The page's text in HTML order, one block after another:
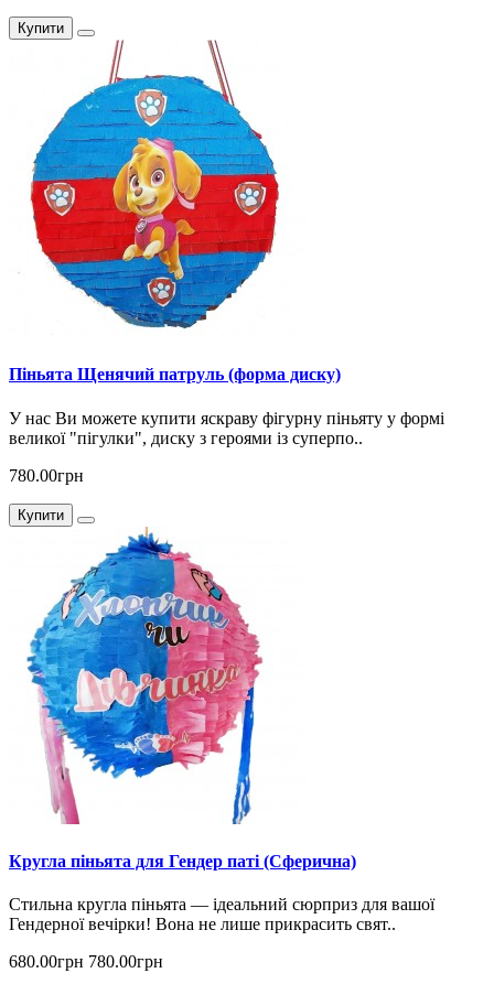
Купити
Піньята Щенячий патруль (форма диску)
У нас Ви можете купити яскраву фігурну піньяту у формі
великої "пігулки", диску з героями із суперпо..
780.00грн
Купити
Кругла піньята для Гендер паті (Сферична)
Стильна кругла піньята — ідеальний сюрприз для вашої
Гендерної вечірки! Вона не лише прикрасить свят..
680.00грн 780.00грн